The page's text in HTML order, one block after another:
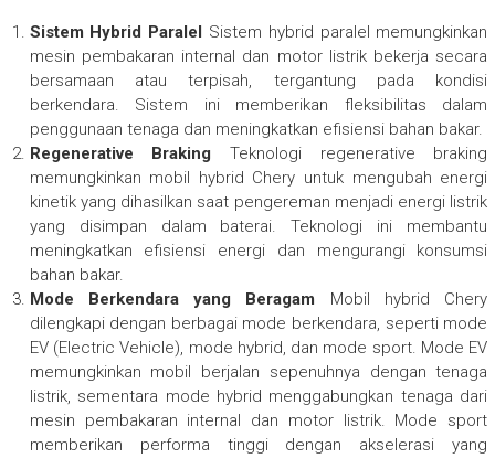
Sistem Hybrid Paralel Sistem hybrid paralel memungkinkan
mesin pembakaran internal dan motor listrik bekerja secara
bersamaan atau terpisah, tergantung pada kondisi
berkendara. Sistem ini memberikan fleksibilitas dalam
penggunaan tenaga dan meningkatkan efisiensi bahan bakar.
Regenerative Braking Teknologi regenerative braking
memungkinkan mobil hybrid Chery untuk mengubah energi
kinetik yang dihasilkan saat pengereman menjadi energi listrik
yang disimpan dalam baterai. Teknologi ini membantu
meningkatkan efisiensi energi dan mengurangi konsumsi
bahan bakar.
Mode Berkendara yang Beragam Mobil hybrid Chery
dilengkapi dengan berbagai mode berkendara, seperti mode
EV (Electric Vehicle), mode hybrid, dan mode sport. Mode EV
memungkinkan mobil berjalan sepenuhnya dengan tenaga
listrik, sementara mode hybrid menggabungkan tenaga dari
mesin pembakaran internal dan motor listrik. Mode sport
memberikan performa tinggi dengan akselerasi yang